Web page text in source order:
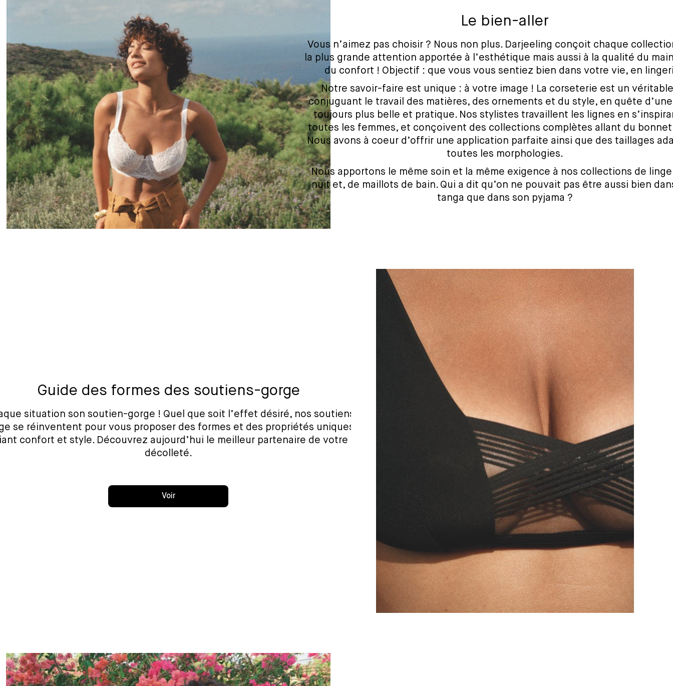
Le bien-aller
Vous n’aimez pas choisir ? Nous non plus. Darjeeling conçoit chaque
la plus grande attention apportée à l’esthétique mais aussi à la qualité du
du confort ! Objectif : que vous vous sentiez bien dans votre vie, en
Notre savoir-faire est unique : à votre image ! La corseterie est un
conjuguant le travail des matières, des ornements et du style, en quête
toujours plus belle et pratique. Nos stylistes travaillent les lignes en
toutes les femmes, et conçoivent des collections complètes allant du bonnet
Nous avons à coeur d’offrir une application parfaite ainsi que des taillages
toutes les morphologies.
Nous apportons le même soin et la même exigence à nos collections de
nuit et, de maillots de bain. Qui a dit qu’on ne pouvait pas être aussi bien
tanga que dans son pyjama ?
Guide des formes des soutiens-gorge
situation son soutien-gorge ! Quel que soit l’effet désiré, nos soutiens-
se réinventent pour vous proposer des formes et des propriétés uniques
confort et style. Découvrez aujourd’hui le meilleur partenaire de votre
décolleté.
Voir